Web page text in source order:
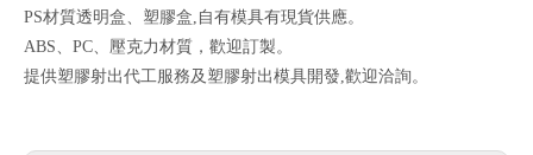
PS材質透明盒、塑膠盒,自有模具有現貨供應。
ABS、PC、壓克力材質，歡迎訂製。
提供塑膠射出代工服務及塑膠射出模具開發,歡迎洽詢。